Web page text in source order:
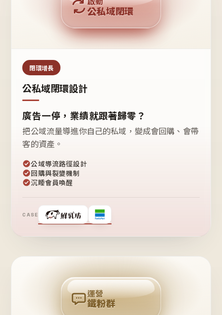
公域流量
私域鐵粉
公私域閉環
閉環增長
公私域閉環設計
廣告一停，業績就跟著歸零？
把公域流量導進你自己的私域，變成會回購、會帶
客的資產。
公域導流路徑設計
回購與裂變機制
沉睡會員喚醒
CASE
❤
粉
回
購
運營
鐵粉群